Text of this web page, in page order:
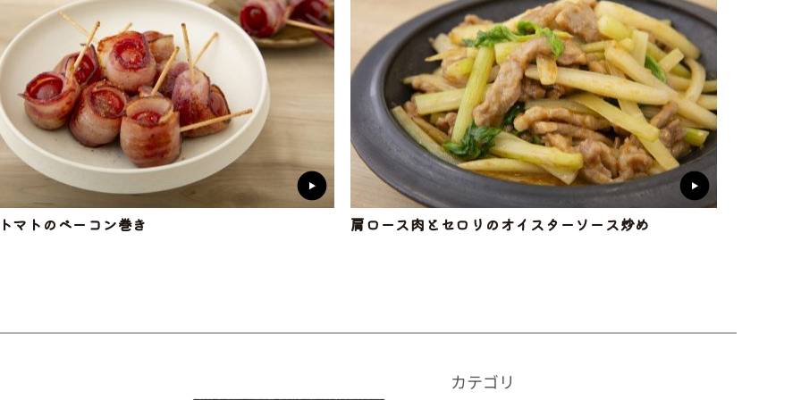
マトのベーコン巻き 肩ロース肉とセロリのオイスターソース炒め
カテゴリ